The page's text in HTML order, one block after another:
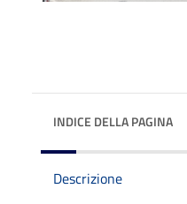
INDICE DELLA PAGINA
Descrizione